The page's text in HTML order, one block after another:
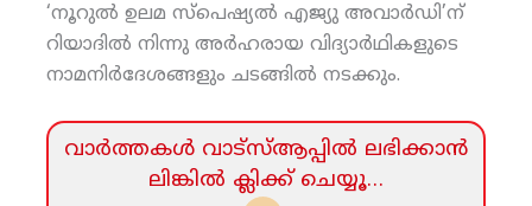
‘നൂറുല്‍ ഉലമ സ്‌പെഷ്യല്‍ എജ്യു അവാര്‍ഡി’ന്
റിയാദില്‍ നിന്നു അര്‍ഹരായ വിദ്യാര്‍ഥികളുടെ
നാമനിര്‍ദേശങ്ങളും ചടങ്ങില്‍ നടക്കും.
വാര്‍ത്തകള്‍ വാട്‌സ്‌ആപ്പില്‍ ലഭിക്കാന്‍
ലിങ്കില്‍ ക്ലിക്ക്‌ ചെയ്യൂ…